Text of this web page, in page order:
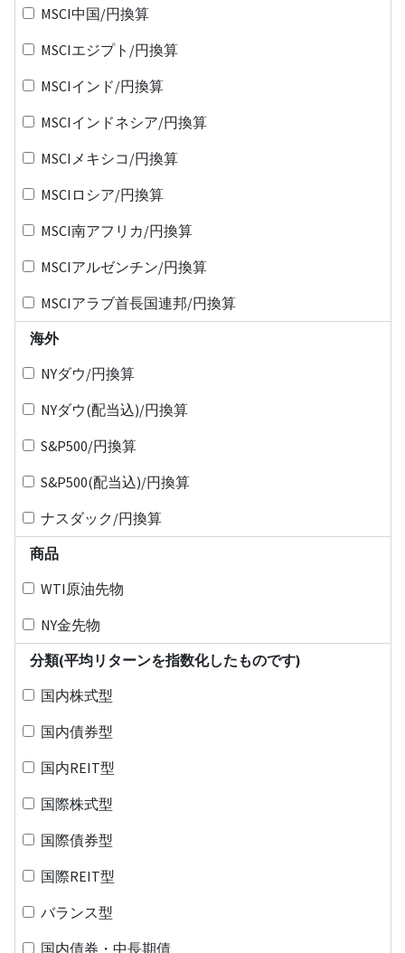
MSCI中国/円換算
MSCIエジプト/円換算
MSCIインド/円換算
MSCIインドネシア/円換算
MSCIメキシコ/円換算
MSCIロシア/円換算
MSCI南アフリカ/円換算
MSCIアルゼンチン/円換算
MSCIアラブ首長国連邦/円換算
海外
NYダウ/円換算
NYダウ(配当込)/円換算
S&P500/円換算
S&P500(配当込)/円換算
ナスダック/円換算
商品
WTI原油先物
NY金先物
分類(平均リターンを指数化したものです)
国内株式型
国内債券型
国内REIT型
国際株式型
国際債券型
国際REIT型
バランス型
国内債券・中長期債